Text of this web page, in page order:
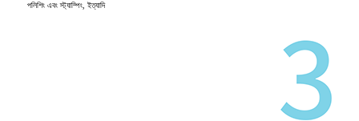
পলিশিং এবং স্ট্যাম্পিং, ইত্যাদি